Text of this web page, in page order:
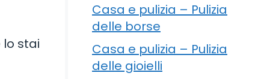
lo stai
Casa e pulizia – Pulizia
delle borse
Casa e pulizia – Pulizia
delle gioielli